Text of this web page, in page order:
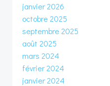
janvier 2026
octobre 2025
septembre 2025
août 2025
mars 2024
février 2024
janvier 2024